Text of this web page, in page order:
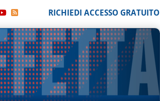
RICHIEDI ACCESSO GRATUITO